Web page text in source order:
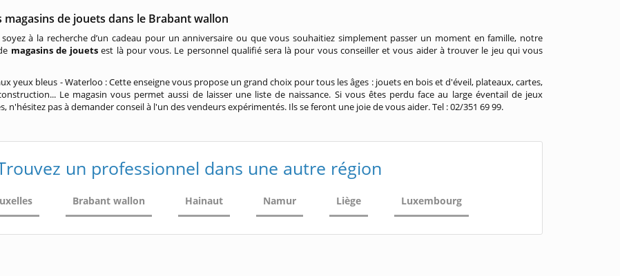
magasins de jouets dans le Brabant wallon
à la recherche d’un cadeau pour un anniversaire ou que vous souhaitiez simplement passer un moment en famille, notre
magasins de jouets est là pour vous. Le personnel qualifié sera là pour vous conseiller et vous aider à trouver le jeu qui vous
yeux bleus - Waterloo : Cette enseigne vous propose un grand choix pour tous les âges : jouets en bois et d'éveil, plateaux, cartes,
Le magasin vous permet aussi de laisser une liste de naissance. Si vous êtes perdu face au large éventail de jeux
n'hésitez pas à demander conseil à l'un des vendeurs expérimentés. Ils se feront une joie de vous aider. Tel : 02/351 69 99.
un professionnel dans une autre région
Brabant wallon Hainaut Namur Liège Luxembourg